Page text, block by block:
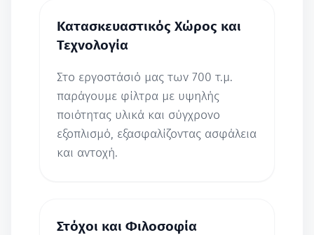
Κατασκευαστικός Χώρος και
Τεχνολογία
Στο εργοστάσιό μας των 700 τ.μ.
παράγουμε φίλτρα με υψηλής
ποιότητας υλικά και σύγχρονο
εξοπλισμό, εξασφαλίζοντας ασφάλεια
και αντοχή.
Στόχοι και Φιλοσοφία